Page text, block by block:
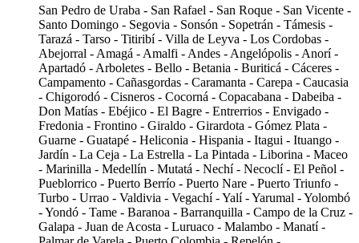
San Pedro de Uraba - San Rafael - San Roque - San Vicente -
Santo Domingo - Segovia - Sonsón - Sopetrán - Támesis -
Tarazá - Tarso - Titiribí - Villa de Leyva - Los Cordobas -
Abejorral - Amagá - Amalfi - Andes - Angelópolis - Anorí -
Apartadó - Arboletes - Bello - Betania - Buriticá - Cáceres -
Campamento - Cañasgordas - Caramanta - Carepa - Caucasia
- Chigorodó - Cisneros - Cocorná - Copacabana - Dabeiba -
Don Matías - Ebéjico - El Bagre - Entrerrios - Envigado -
Fredonia - Frontino - Giraldo - Girardota - Gómez Plata -
Guarne - Guatapé - Heliconia - Hispania - Itagui - Ituango -
Jardín - La Ceja - La Estrella - La Pintada - Liborina - Maceo
- Marinilla - Medellín - Mutatá - Nechí - Necoclí - El Peñol -
Pueblorrico - Puerto Berrío - Puerto Nare - Puerto Triunfo -
Turbo - Urrao - Valdivia - Vegachí - Yalí - Yarumal - Yolombó
- Yondó - Tame - Baranoa - Barranquilla - Campo de la Cruz -
Galapa - Juan de Acosta - Luruaco - Malambo - Manatí -